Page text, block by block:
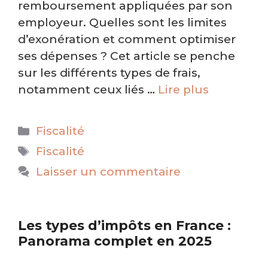
remboursement appliquées par son
employeur. Quelles sont les limites
d’exonération et comment optimiser
ses dépenses ? Cet article se penche
sur les différents types de frais,
notamment ceux liés … Lire plus
Catégories
Fiscalité
Étiquettes
Fiscalité
Laisser un commentaire
Les types d’impôts en France :
Panorama complet en 2025